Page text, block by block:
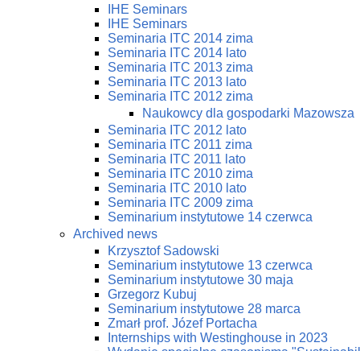
IHE Seminars
IHE Seminars
Seminaria ITC 2014 zima
Seminaria ITC 2014 lato
Seminaria ITC 2013 zima
Seminaria ITC 2013 lato
Seminaria ITC 2012 zima
Naukowcy dla gospodarki Mazowsza
Seminaria ITC 2012 lato
Seminaria ITC 2011 zima
Seminaria ITC 2011 lato
Seminaria ITC 2010 zima
Seminaria ITC 2010 lato
Seminaria ITC 2009 zima
Seminarium instytutowe 14 czerwca
Archived news
Krzysztof Sadowski
Seminarium instytutowe 13 czerwca
Seminarium instytutowe 30 maja
Grzegorz Kubuj
Seminarium instytutowe 28 marca
Zmarł prof. Józef Portacha
Internships with Westinghouse in 2023